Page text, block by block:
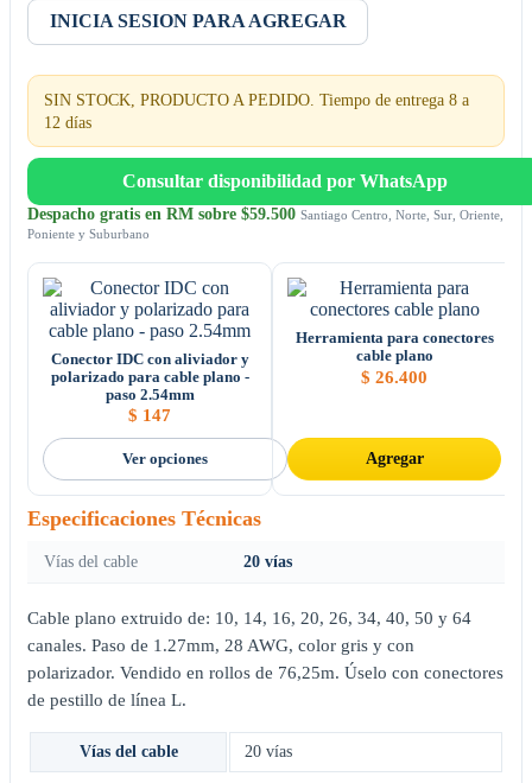
INICIA SESION PARA AGREGAR
SIN STOCK, PRODUCTO A PEDIDO. Tiempo de entrega 8 a
12 días
Consultar disponibilidad por WhatsApp
Despacho gratis en RM sobre $59.500 Santiago Centro, Norte, Sur, Oriente,
Poniente y Suburbano
Conector IDC con aliviador y
polarizado para cable plano -
paso 2.54mm
$ 147
Ver opciones
Herramienta para conectores
cable plano
$ 26.400
Agregar
Especificaciones Técnicas
Vías del cable 20 vías
Cable plano extruido de: 10, 14, 16, 20, 26, 34, 40, 50 y 64
canales. Paso de 1.27mm, 28 AWG, color gris y con
polarizador. Vendido en rollos de 76,25m. Úselo con conectores
de pestillo de línea L.
Vías del cable 20 vías